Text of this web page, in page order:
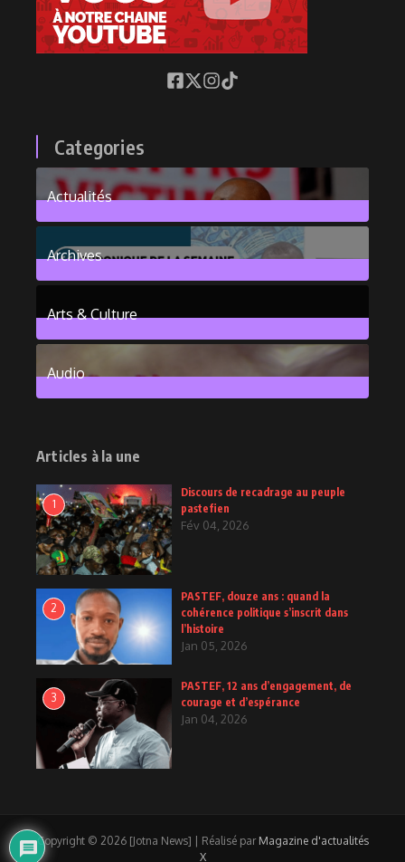
Categories
Actualités
376Posts
Archives
Arts & Culture
6Posts
Audio
Articles à la une
1
Discours de recadrage au peuple
pastefien
Fév 04, 2026
2
PASTEF, douze ans : quand la
cohérence politique s’inscrit dans
l’histoire
Jan 05, 2026
3
PASTEF, 12 ans d’engagement, de
courage et d’espérance
Jan 04, 2026
Copyright © 2026 [Jotna News] | Réalisé par Magazine d'actualités
X